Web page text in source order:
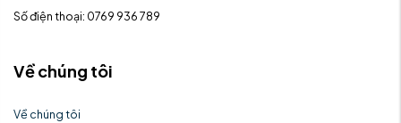
Số điện thoại: 0769 936 789
Về chúng tôi
Về chúng tôi